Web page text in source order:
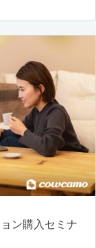
ン購入セミナ